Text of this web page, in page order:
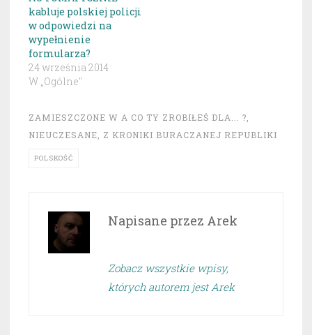
kabluje polskiej policji
w odpowiedzi na
wypełnienie
formularza?
24 września 2014
W „Ogólne"
ZAMIESZCZONE W A CO TY ZROBIŁEŚ DLA... ?
NIEUCZESANE
Z KRONIKI BURACZANEJ REPUBLIKI
POLSKOŚĆ
Napisane przez Arek
Zobacz wszystkie wpisy,
których autorem jest Arek